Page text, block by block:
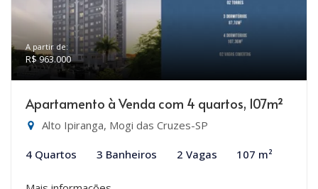
A partir de:
R$ 963.000
Apartamento à Venda com 4 quartos, 107m²
Alto Ipiranga, Mogi das Cruzes-SP
4 Quartos 3 Banheiros 2 Vagas 107 m²